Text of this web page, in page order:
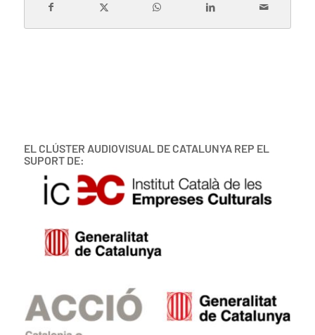
EL CLÚSTER AUDIOVISUAL DE CATALUNYA REP EL
SUPORT DE: